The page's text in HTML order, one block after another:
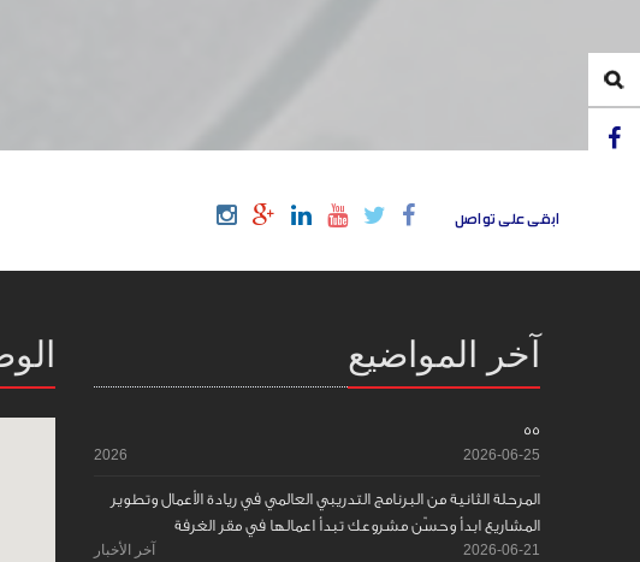
ابقى على تواصل
آخر المواضيع
55
2026-06-25
2026
المرحلة الثانية من البرنامج التدريبي العالمي في ريادة الأعمال وتطوير
المشاريع ابدأ وحسّن مشروعك تبدأ اعمالها في مقر الغرفة
2026-06-21 آخر الأخبار